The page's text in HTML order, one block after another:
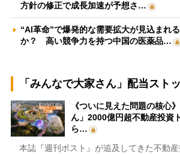
方針の修正で成長加速が予想さ…
“AI革命”で爆発的な需要拡大が見込まれ
か？ 高い競争力を持つ中国の医薬品…
「みんなで大家さん」配当スト
《ついに見えた問題の核心
ん」2000億円超不動産投資
ら…
本誌『週刊ポスト』が追及してきた不動